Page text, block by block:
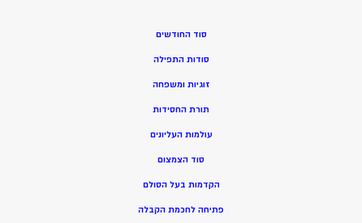
סוד החודשים
סודות התפילה
זוגיות ומשפחה
תורת החסידות
עולמות העליונים
סוד הצמצום
הקדמות בעל הסולם
פתיחה לחכמת הקבלה